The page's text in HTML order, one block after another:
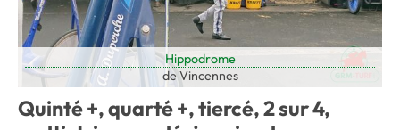
Hippodrome
de Vincennes
Quinté +, quarté +, tiercé, 2 sur 4,